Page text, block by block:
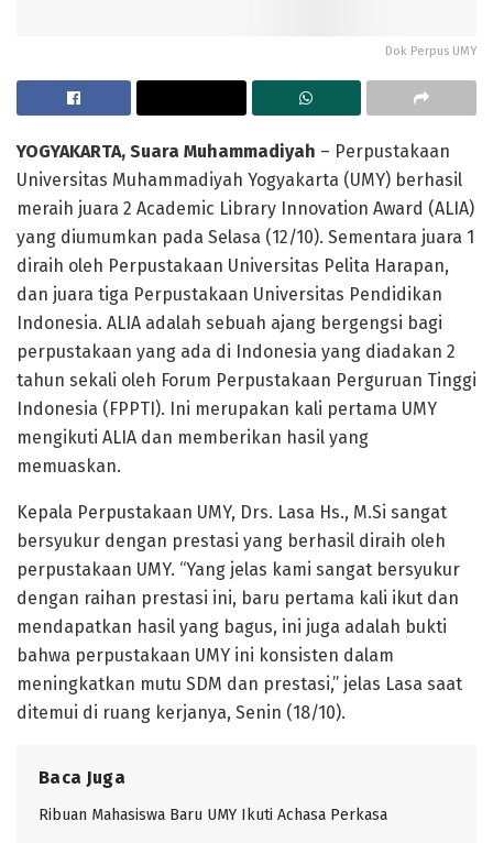
Dok Perpus UMY
YOGYAKARTA, Suara Muhammadiyah – Perpustakaan
Universitas Muhammadiyah Yogyakarta (UMY) berhasil
meraih juara 2 Academic Library Innovation Award (ALIA)
yang diumumkan pada Selasa (12/10). Sementara juara 1
diraih oleh Perpustakaan Universitas Pelita Harapan,
dan juara tiga Perpustakaan Universitas Pendidikan
Indonesia. ALIA adalah sebuah ajang bergengsi bagi
perpustakaan yang ada di Indonesia yang diadakan 2
tahun sekali oleh Forum Perpustakaan Perguruan Tinggi
Indonesia (FPPTI). Ini merupakan kali pertama UMY
mengikuti ALIA dan memberikan hasil yang
memuaskan.
Kepala Perpustakaan UMY, Drs. Lasa Hs., M.Si sangat
bersyukur dengan prestasi yang berhasil diraih oleh
perpustakaan UMY. “Yang jelas kami sangat bersyukur
dengan raihan prestasi ini, baru pertama kali ikut dan
mendapatkan hasil yang bagus, ini juga adalah bukti
bahwa perpustakaan UMY ini konsisten dalam
meningkatkan mutu SDM dan prestasi,” jelas Lasa saat
ditemui di ruang kerjanya, Senin (18/10).
Baca Juga
Ribuan Mahasiswa Baru UMY Ikuti Achasa Perkasa